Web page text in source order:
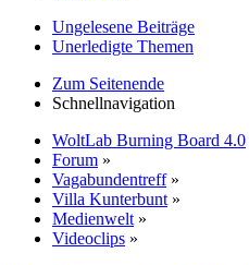
Ungelesene Beiträge
Unerledigte Themen
Zum Seitenende
Schnellnavigation
WoltLab Burning Board 4.0
Forum »
Vagabundentreff »
Villa Kunterbunt »
Medienwelt »
Videoclips »